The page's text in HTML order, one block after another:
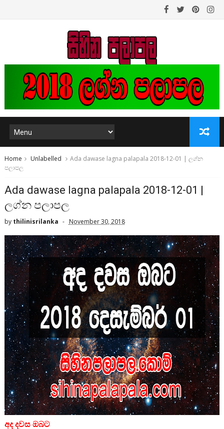
Home Unlabelled
Ada dawase lagna palapala 2018-12-01 | ලග්න
පලාපල
Ada dawase lagna palapala 2018-12-01 |
ලග්න පලාපල
by thilinisrilanka November 30, 2018
අද දවස ඔබට